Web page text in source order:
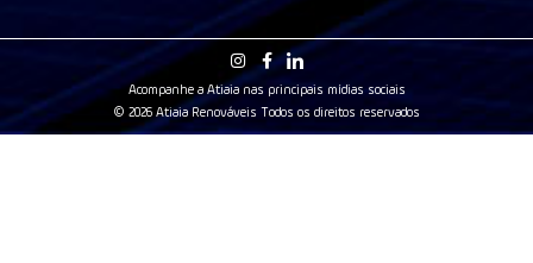
Acompanhe a Atiaia nas principais mídias sociais
© 2026 Atiaia Renováveis Todos os direitos reservados